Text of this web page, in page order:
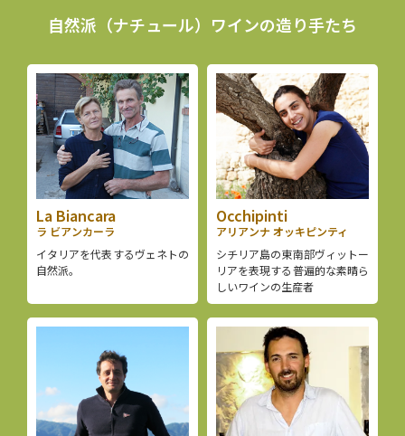
自然派（ナチュール）ワインの造り手たち
La Biancara
ラ ビアンカーラ
イタリアを代表するヴェネトの
自然派。
Occhipinti
アリアンナ オッキピンティ
シチリア島の東南部ヴィットー
リアを表現する普遍的な素晴ら
しいワインの生産者